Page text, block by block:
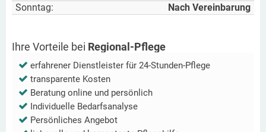
Sonntag:
Nach Vereinbarung
Ihre Vorteile bei Regional-Pflege
erfahrener Dienstleister für 24-Stunden-Pflege
transparente Kosten
Beratung online und persönlich
Individuelle Bedarfsanalyse
Persönliches Angebot